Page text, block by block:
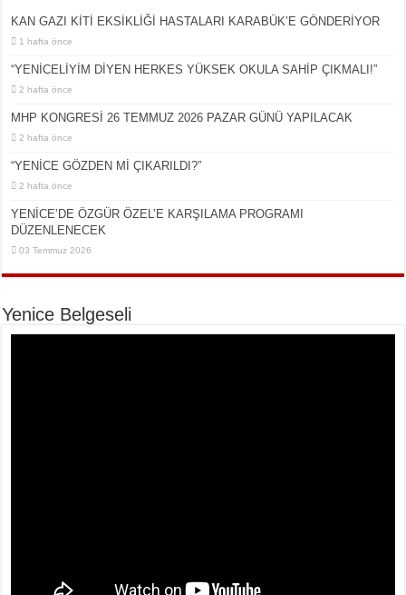
KAN GAZI KİTİ EKSİKLİĞİ HASTALARI KARABÜK’E GÖNDERİYOR
1 hafta önce
“YENİCELİYİM DİYEN HERKES YÜKSEK OKULA SAHİP ÇIKMALI!”
2 hafta önce
MHP KONGRESİ 26 TEMMUZ 2026 PAZAR GÜNÜ YAPILACAK
2 hafta önce
“YENİCE GÖZDEN Mİ ÇIKARILDI?”
2 hafta önce
YENİCE’DE ÖZGÜR ÖZEL’E KARŞILAMA PROGRAMI
DÜZENLENECEK
03 Temmuz 2026
Yenice Belgeseli